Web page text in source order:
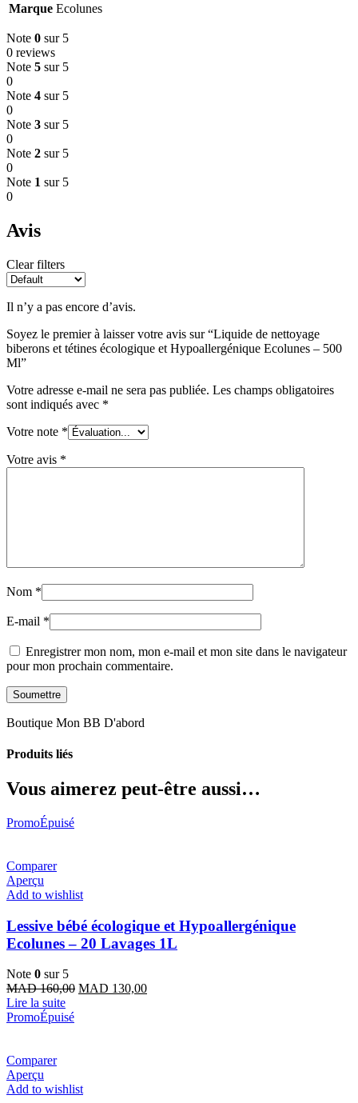
Marque Ecolunes
Note 0 sur 5
0 reviews
Note 5 sur 5
0
Note 4 sur 5
0
Note 3 sur 5
0
Note 2 sur 5
0
Note 1 sur 5
0
Avis
Clear filters
Il n’y a pas encore d’avis.
Soyez le premier à laisser votre avis sur “Liquide de nettoyage
biberons et tétines écologique et Hypoallergénique Ecolunes – 500
Ml”
Votre adresse e-mail ne sera pas publiée. Les champs obligatoires
sont indiqués avec *
Votre note *
Votre avis *
Nom *
E-mail *
Enregistrer mon nom, mon e-mail et mon site dans le navigateur
pour mon prochain commentaire.
Boutique Mon BB D'abord
Produits liés
Vous aimerez peut-être aussi…
PromoÉpuisé
Comparer
Aperçu
Add to wishlist
Lessive bébé écologique et Hypoallergénique
Ecolunes – 20 Lavages 1L
Note 0 sur 5
MAD160,00 Le
MAD 130,00Le
Lire la suite
PromoÉpuisé
Comparer
Aperçu
Add to wishlist